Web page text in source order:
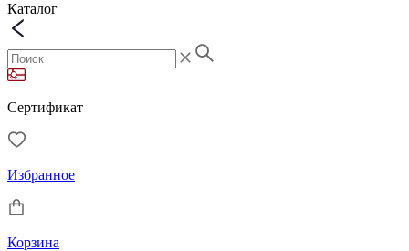
Каталог
Сертификат
Избранное
Корзина